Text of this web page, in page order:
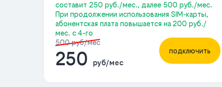
составит 250 руб./мес., далее 500 руб./мес.
При продолжении использования SIM-карты,
абонентская плата повышается на 200 руб./
мес. с 4-го
500 руб/мес
250 руб/мес
подключить